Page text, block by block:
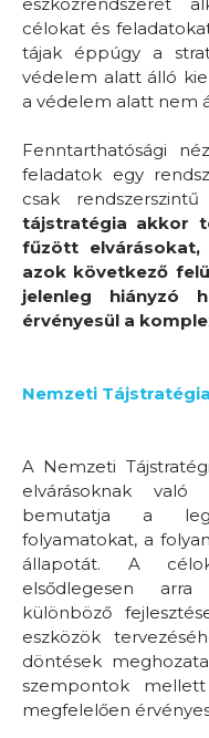
célokat és
tájak éppúgy a
védelem alatt álló
a védelem alatt nem
Fenntarthatósági
feladatok egy
csak
tájstratégia akkor
fűzött
azok következő
jelenleg hiányzó
érvényesül a
Nemzeti
A Nemzeti
elvárásoknak való
bemutatja a
folyamatokat, a
állapotát. A
elsődlegesen
különböző
eszközök
döntések
szempontok
megfelelően